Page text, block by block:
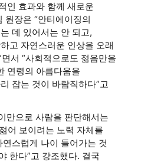
인 효과와 함께 새로운
원장은 “안티에이징의
데 있어서는 안 되고,
고 자연스러운 인상을 오래
서 “사회적으로도 젊음만을
연령의 아름다움을
잡는 것이 바람직하다”고
만으로 사람을 판단해서는
어 보이려는 노력 자체를
스럽게 나이 들어가는 것
한다”고 강조했다. 결국